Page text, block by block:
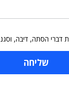
דברי הסתה, דיבה,